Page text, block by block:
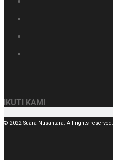
IKUTI KAMI
© 2022 Suara Nusantara. All rights reserved.